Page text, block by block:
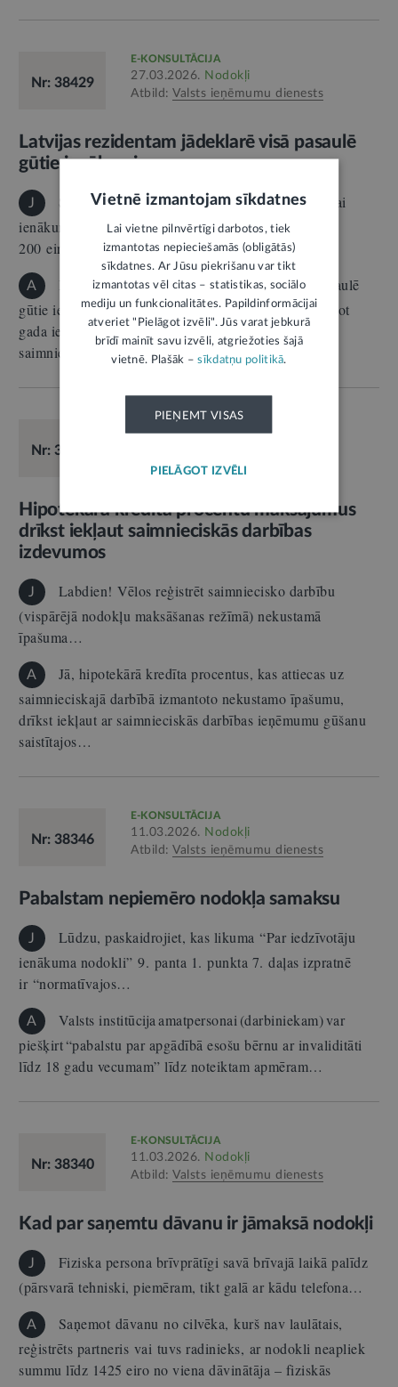
Nr: 38429
E-KONSULTĀCIJA
27.03.2026. Nodokļi
Atbild: Valsts ieņēmumu dienests
Latvijas rezidentam jādeklarē visā pasaulē
gūtie ienākumi
J
Sveicināti! Esmu pašnodarbināta persona, kurai
ienākumi pēc izdevumu atskaitīšanas nepārsniedz
200 eiro mēnesī, un…
A
Kā Latvijas rezidentei jums jādeklarē visā pasaulē
gūtie ienākumi, arī tie, kas saņemti Dānijā. Iesniedzot
gada ienākumu deklarāciju, jāaprēķina IIN par
saimnieciskajā darbībā saņemto…
Nr: 38382
Hipotekārā kredīta procentu maksājumus
drīkst iekļaut saimnieciskās darbības
izdevumos
J
Labdien! Vēlos reģistrēt saimniecisko darbību
(vispārējā nodokļu maksāšanas režīmā) nekustamā
īpašuma…
A
Jā, hipotekārā kredīta procentus, kas attiecas uz
saimnieciskajā darbībā izmantoto nekustamo īpašumu,
drīkst iekļaut ar saimnieciskās darbības ieņēmumu gūšanu
saistītajos…
Nr: 38346
E-KONSULTĀCIJA
11.03.2026. Nodokļi
Atbild: Valsts ieņēmumu dienests
Pabalstam nepiemēro nodokļa samaksu
J
Lūdzu, paskaidrojiet, kas likuma “Par iedzīvotāju
ienākuma nodokli” 9. panta 1. punkta 7. daļas izpratnē
ir “normatīvajos…
A
Valsts institūcija amatpersonai (darbiniekam) var
piešķirt “pabalstu par apgādībā esošu bērnu ar invaliditāti
līdz 18 gadu vecumam” līdz noteiktam apmēram…
Nr: 38340
E-KONSULTĀCIJA
11.03.2026. Nodokļi
Atbild: Valsts ieņēmumu dienests
Kad par saņemtu dāvanu ir jāmaksā nodokļi
J
Fiziska persona brīvprātīgi savā brīvajā laikā palīdz
(pārsvarā tehniski, piemēram, tikt galā ar kādu telefona…
A
Saņemot dāvanu no cilvēka, kurš nav laulātais,
reģistrēts partneris vai tuvs radinieks, ar nodokli neapliek
summu līdz 1425 eiro no viena dāvinātāja – fiziskās
Vietnē izmantojam sīkdatnes
Lai vietne pilnvērtīgi darbotos, tiek
izmantotas nepieciešamās (obligātās)
sīkdatnes. Ar Jūsu piekrišanu var tikt
izmantotas vēl citas – statistikas, sociālo
mediju un funkcionalitātes. Papildinformācijai
atveriet "Pielāgot izvēli". Jūs varat jebkurā
brīdī mainīt savu izvēli, atgriežoties šajā
vietnē. Plašāk –sīkdatņu politikā.
PIEŅEMT VISAS
PIELĀGOT IZVĒLI